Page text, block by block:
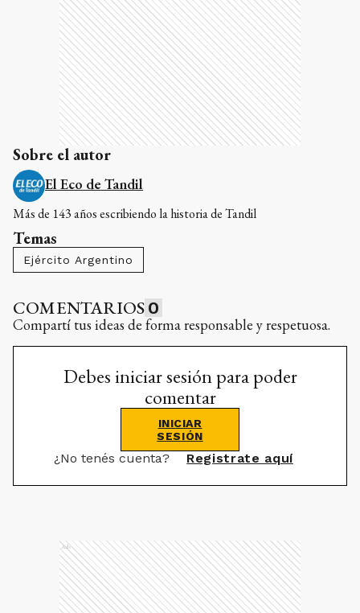
Sobre el autor
El Eco de Tandil
Más de 143 años escribiendo la historia de Tandil
Temas
Ejército Argentino
COMENTARIOS 0
Compartí tus ideas de forma responsable y respetuosa.
Debes iniciar sesión para poder
comentar
INICIAR
SESIÓN
¿No tenés cuenta? Registrate aquí
Ads